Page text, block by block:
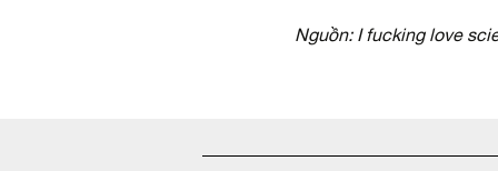
Nguồn: I fucking love